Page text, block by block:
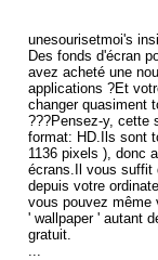
unesourisetmoi's
Des fonds d'écran
avez acheté une
applications ?Et
changer quasiment
???Pensez-y, cette
format: HD.Ils sont
1136 pixels ), donc
écrans.Il vous suffit
depuis votre
vous pouvez même
' wallpaper ' autant
gratuit.
...